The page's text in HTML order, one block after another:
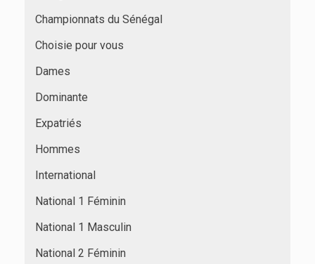
Championnats du Sénégal
Choisie pour vous
Dames
Dominante
Expatriés
Hommes
International
National 1 Féminin
National 1 Masculin
National 2 Féminin